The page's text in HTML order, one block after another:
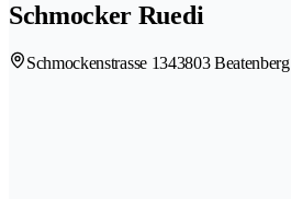
Schmocker Ruedi
Schmockenstrasse 1343803 Beatenberg